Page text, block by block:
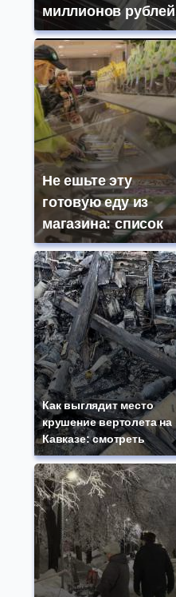
миллионов рублей
Не ешьте эту
готовую еду из
магазина: список
Как выглядит место
крушение вертолета на
Кавказе: смотреть